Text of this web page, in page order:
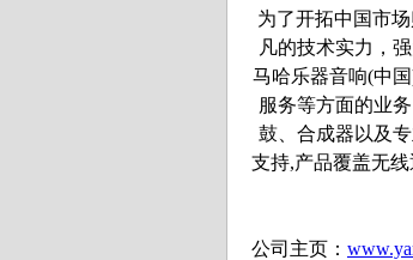
为了开拓中国市
凡的技术实力，
马哈乐器音响(中
服务等方面的业
鼓、合成器以及
支持,产品覆盖无
公司主页：